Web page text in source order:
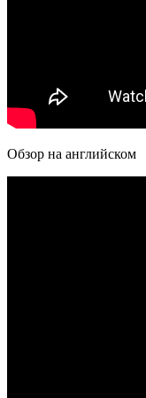
Обзор на английском